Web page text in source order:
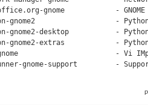
gnome            -
gnome2                   - Python
gnome2-desktop           - Python
gnome2-extras            - Python
- Vi